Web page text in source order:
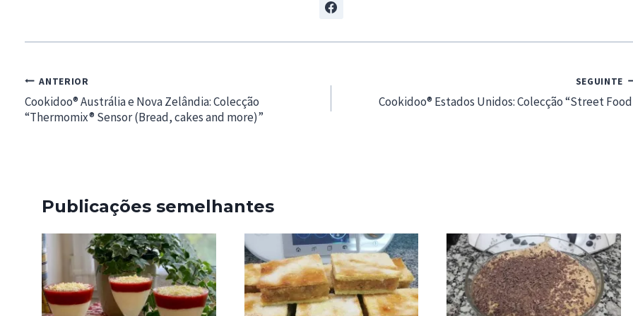
Navegação
de
artigos
ANTERIOR
Cookidoo® Austrália e Nova Zelândia: Colecção
“Thermomix® Sensor (Bread, cakes and more)”
SEGUINTE
Cookidoo® Estados Unidos: Colecção “Street
Publicações semelhantes